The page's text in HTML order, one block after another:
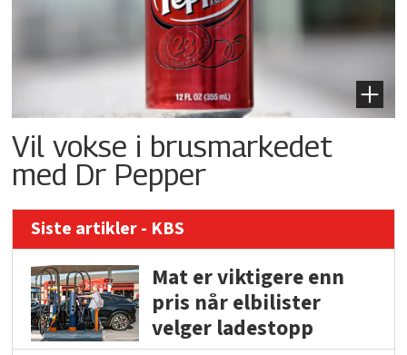
Vil vokse i brusmarkedet
med Dr Pepper
Siste artikler - KBS
Mat er viktigere enn
pris når elbilister
velger ladestopp